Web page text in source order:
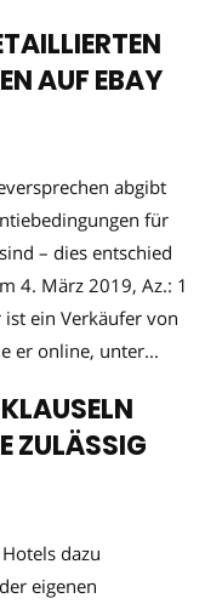
AUF EBAY
abgibt
für
– dies entschied
4. März 2019, Az.: 1
ein Verkäufer von
er online, unter...
ZULÄSSIG
dazu
eigenen